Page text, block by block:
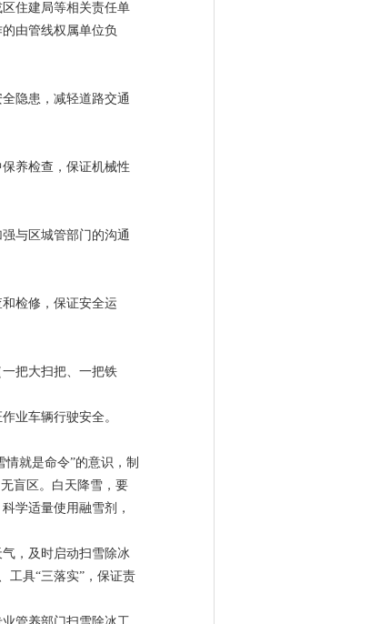
住建局等相关责任单
由管线权属单位负
隐患，减轻道路交通
养检查，保证机械性
与区城管部门的沟通
检修，保证安全运
把大扫把、一把铁
业车辆行驶安全。
就是命令”的意识，制
盲区。白天降雪，要
学适量使用融雪剂，
，及时启动扫雪除冰
工具“三落实”，保证责